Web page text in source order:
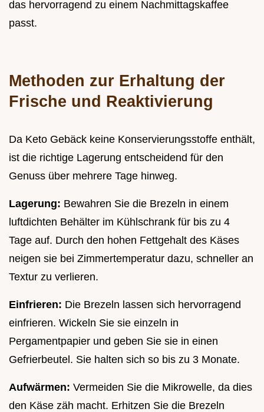
das hervorragend zu einem Nachmittagskaffee
passt.
Methoden zur Erhaltung der
Frische und Reaktivierung
Da Keto Gebäck keine Konservierungsstoffe enthält,
ist die richtige Lagerung entscheidend für den
Genuss über mehrere Tage hinweg.
Lagerung: Bewahren Sie die Brezeln in einem
luftdichten Behälter im Kühlschrank für bis zu 4
Tage auf. Durch den hohen Fettgehalt des Käses
neigen sie bei Zimmertemperatur dazu, schneller an
Textur zu verlieren.
Einfrieren: Die Brezeln lassen sich hervorragend
einfrieren. Wickeln Sie sie einzeln in
Pergamentpapier und geben Sie sie in einen
Gefrierbeutel. Sie halten sich so bis zu 3 Monate.
Aufwärmen: Vermeiden Sie die Mikrowelle, da dies
den Käse zäh macht. Erhitzen Sie die Brezeln